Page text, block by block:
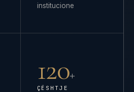
institucione
120+
ÇËSHTJE